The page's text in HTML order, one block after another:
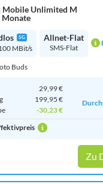
Mobile Unlimited M
Monate
5G
MBit/s
Allnet-Flat
SMS-Flat
Buds
29,99 €
199,95 €
-30,23 €
Zu